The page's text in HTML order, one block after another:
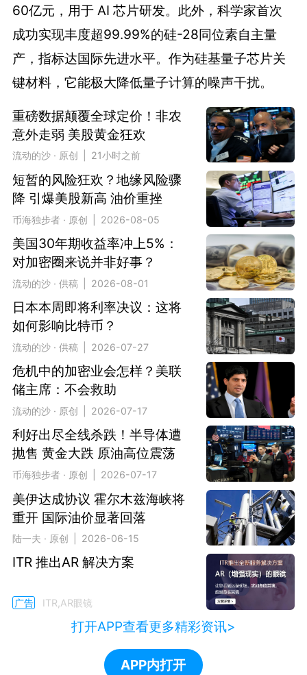
60亿元，用于 AI 芯片研发。此外，科学家首次
成功实现丰度超99.99%的硅-28同位素自主量
产，指标达国际先进水平。作为硅基量子芯片关
键材料，它能极大降低量子计算的噪声干扰。
重磅数据颠覆全球定价！非农
意外走弱 美股黄金狂欢
流动的沙 · 原创 | 21小时之前
短暂的风险狂欢？地缘风险骤
降 引爆美股新高 油价重挫
币海独步者 · 原创 | 2026-08-05
美国30年期收益率冲上5%：
对加密圈来说并非好事？
流动的沙 · 供稿 | 2026-08-01
日本本周即将利率决议：这将
如何影响比特币？
流动的沙 · 供稿 | 2026-07-27
危机中的加密业会怎样？美联
储主席：不会救助
流动的沙 · 原创 | 2026-07-17
利好出尽全线杀跌！半导体遭
抛售 黄金大跌 原油高位震荡
币海独步者 · 原创 | 2026-07-17
美伊达成协议 霍尔木兹海峡将
重开 国际油价显著回落
陆一夫 · 原创 | 2026-06-15
ITR 推出AR 解决方案
广告 ITR,AR眼镜
打开APP查看更多精彩资讯>
APP内打开